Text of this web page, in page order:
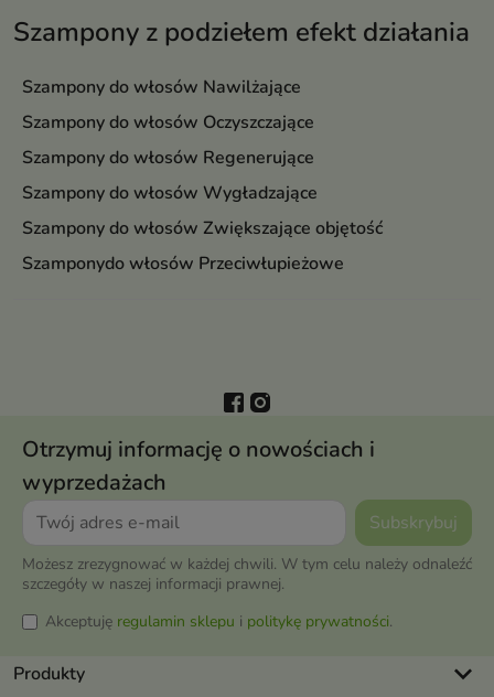
Szampony z podziełem efekt działania
Szampony do włosów Nawilżające
Szampony do włosów Oczyszczające
Szampony do włosów Regenerujące
Szampony do włosów Wygładzające
Szampony do włosów Zwiększające objętość
Szamponydo włosów Przeciwłupieżowe
Otrzymuj informację o nowościach i
wyprzedażach
Możesz zrezygnować w każdej chwili. W tym celu należy odnaleźć
szczegóły w naszej informacji prawnej.
Akceptuję regulamin sklepu i politykę prywatności.
Produkty keyboard_arrow_down